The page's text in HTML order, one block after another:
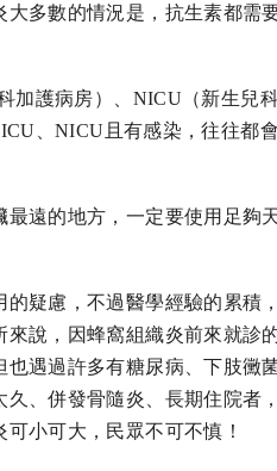
多數的情況是，抗生素都需
加護病房）、NICU（新生兒
、NICU且有感染，往往都
遠的地方，一定要使用足夠
疑慮，不過醫學經驗的累積
說，因蜂窩組織炎前來就診
遇過許多有糖尿病、下肢黴
、併發骨隨炎、長期住院者
小可大，民眾不可不慎！